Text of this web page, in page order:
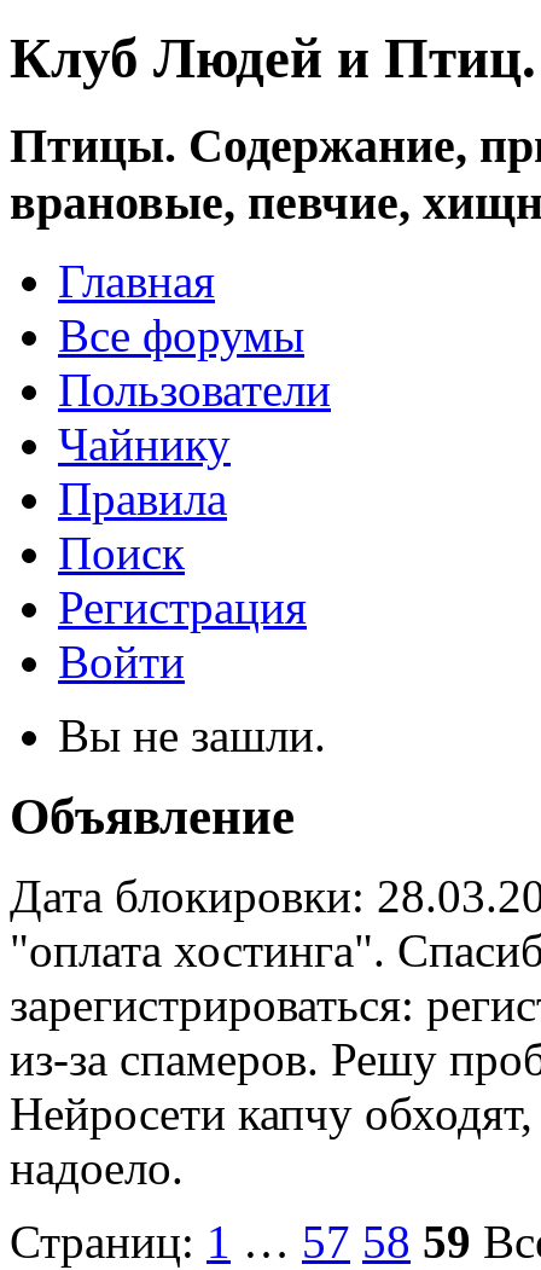
Клуб Людей и
Птицы. Содержание,
врановые, певчие,
Главная
Все форумы
Пользователи
Чайнику
Правила
Поиск
Регистрация
Войти
Вы не зашли.
Объявление
Дата блокировки:
"оплата хостинга".
зарегистрироваться:
из-за спамеров. Решу
Нейросети капчу
надоело.
Страниц: 1 … 57 58 59